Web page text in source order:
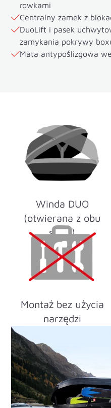
rowkami
Centralny zamek z
DuoLift i pasek
zamykania pokrywy
Mata antypoślizgowa
Winda DUO
(otwierana z obu
stron)
Montaż bez użycia
narzędzi